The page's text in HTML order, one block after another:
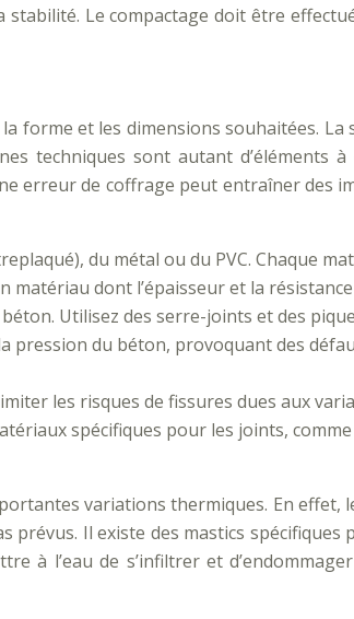
Le compactage doit être
et les dimensions souhaitées. La
techniques sont autant d’éléments
erreur de coffrage peut entraîner des
du métal ou du PVC. Chaque
dont l’épaisseur et la
Utilisez des serre-joints et des
du béton, provoquant des
les risques de fissures dues aux
spécifiques pour les joints,
variations thermiques. En
Il existe des mastics
à l’eau de s’infiltrer et